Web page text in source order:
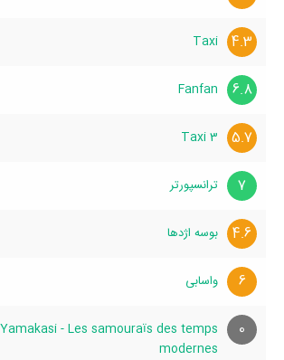
4.3
Taxi
6.8
Fanfan
5.7
Taxi 3
7 ترانسپورتر
4.6 بوسه اژدها
6 واسابی
0
Yamakasi - Les samouraïs des temps
modernes